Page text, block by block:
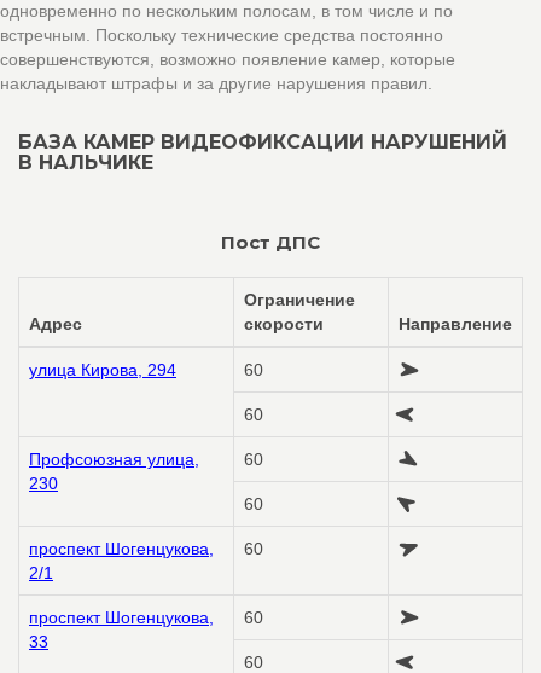
одновременно по нескольким полосам, в том числе и по
встречным. Поскольку технические средства постоянно
совершенствуются, возможно появление камер, которые
накладывают штрафы и за другие нарушения правил.
БАЗА КАМЕР ВИДЕОФИКСАЦИИ НАРУШЕНИЙ
В НАЛЬЧИКЕ
Пост ДПС
Адрес
Ограничение
скорости
Направление
улица Кирова, 294 60
60
Профсоюзная улица,
230
60
60
проспект Шогенцукова,
2/1
60
проспект Шогенцукова,
33
60
60